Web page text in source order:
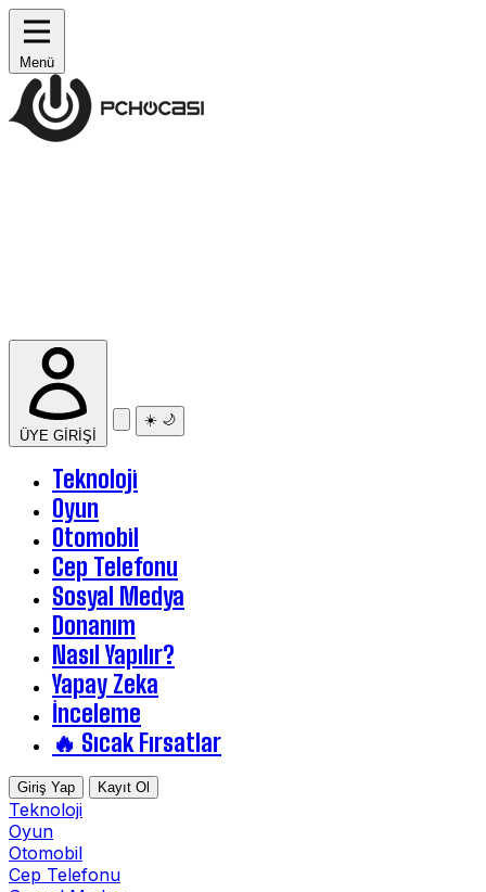
Menü
ÜYE GİRİŞİ
☀️ 🌙
Teknoloji
Oyun
Otomobil
Cep Telefonu
Sosyal Medya
Donanım
Nasıl Yapılır?
Yapay Zeka
İnceleme
🔥 Sıcak Fırsatlar
Giriş Yap Kayıt Ol
Teknoloji
Oyun
Otomobil
Cep Telefonu